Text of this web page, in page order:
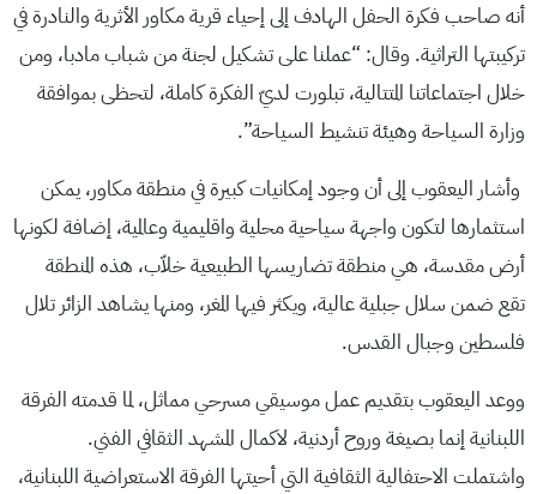
أنه صاحب فكرة الحفل الهادف إلى إحياء قرية مكاور الأثرية والنادرة في
تركيبتها التراثية. وقال: “عملنا على تشكيل لجنة من شباب مادبا، ومن
خلال اجتماعاتنا المتتالية، تبلورت لديّ الفكرة كاملة، لتحظى بموافقة
وزارة السياحة وهيئة تنشيط السياحة”.
وأشار اليعقوب إلى أن وجود إمكانيات كبيرة في منطقة مكاور، يمكن
استثمارها لتكون واجهة سياحية محلية واقليمية وعالمية، إضافة لكونها
أرض مقدسة، هي منطقة تضاريسها الطبيعية خلاّب، هذه المنطقة
تقع ضمن سلال جبلية عالية، ويكثر فيها المغر، ومنها يشاهد الزائر تلال
فلسطين وجبال القدس.
ووعد اليعقوب بتقديم عمل موسيقي مسرحي مماثل، لما قدمته الفرقة
اللبنانية إنما بصيغة وروح أردنية، لاكمال المشهد الثقافي الفني.
واشتملت الاحتفالية الثقافية التي أحيتها الفرقة الاستعراضية اللبنانية،